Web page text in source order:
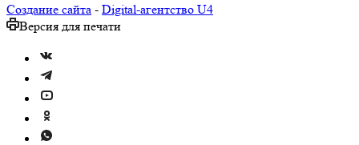
Создание сайта - Digital-агентство U4
Версия для печати